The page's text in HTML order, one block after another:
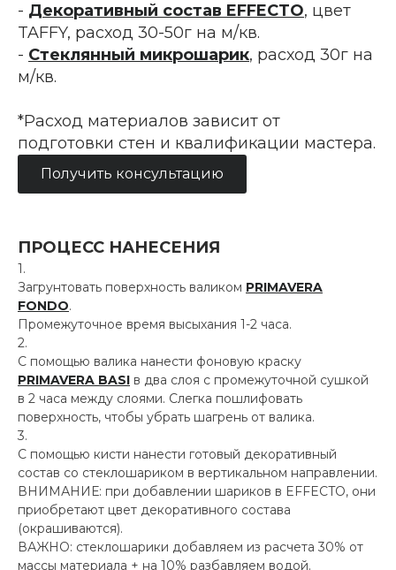
- Декоративный состав EFFECTO, цвет
TAFFY, расход 30-50г на м/кв.
- Стеклянный микрошарик, расход 30г на
м/кв.
*Расход материалов зависит от
подготовки стен и квалификации мастера.
Получить консультацию
ПРОЦЕСС НАНЕСЕНИЯ
Загрунтовать поверхность валиком PRIMAVERA
FONDO.
Промежуточное время высыхания 1-2 часа.
С помощью валика нанести фоновую краску
PRIMAVERA BASI в два слоя с промежуточной сушкой
в 2 часа между слоями. Слегка пошлифовать
поверхность, чтобы убрать шагрень от валика.
С помощью кисти нанести готовый декоративный
состав со стеклошариком в вертикальном направлении.
ВНИМАНИЕ: при добавлении шариков в EFFECTO, они
приобретают цвет декоративного состава
(окрашиваются).
ВАЖНО: стеклошарики добавляем из расчета 30% от
массы материала + на 10% разбавляем водой.